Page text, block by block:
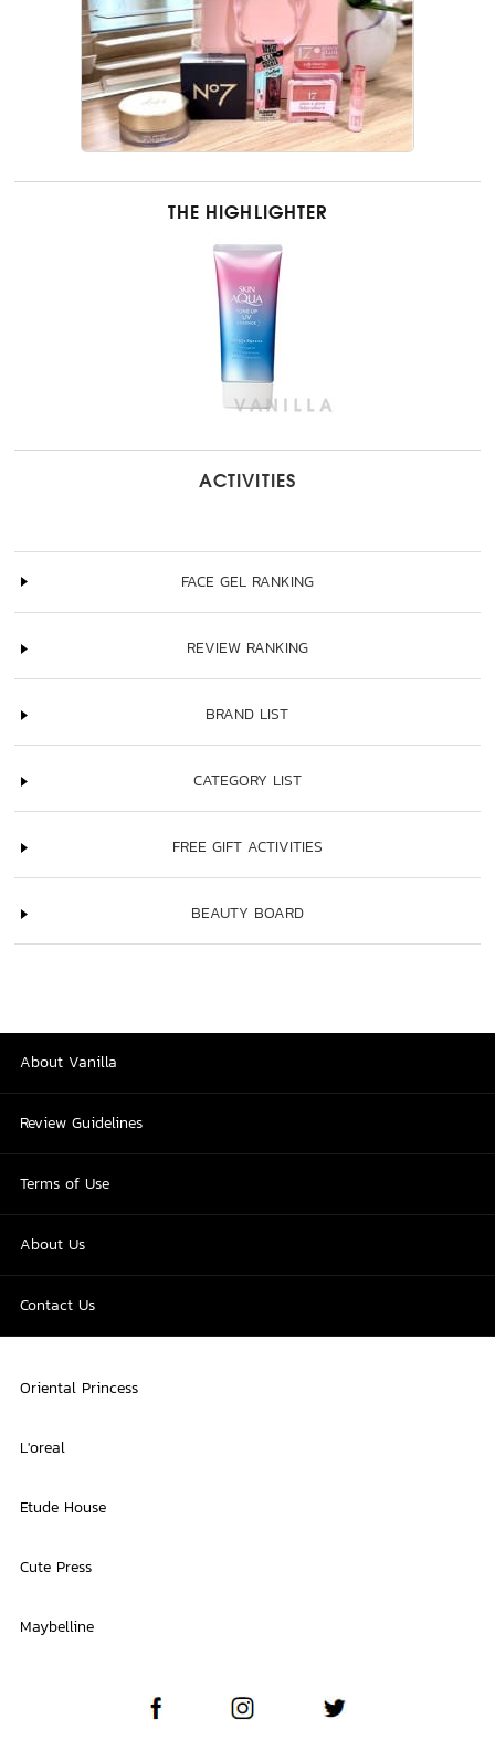
THE HIGHLIGHTER
ACTIVITIES
FACE GEL RANKING
REVIEW RANKING
BRAND LIST
CATEGORY LIST
FREE GIFT ACTIVITIES
BEAUTY BOARD
About Vanilla
Review Guidelines
Terms of Use
About Us
Contact Us
Oriental Princess
L'oreal
Etude House
Cute Press
Maybelline